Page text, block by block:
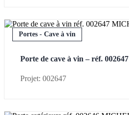
Portes - Cave à vin
Porte de cave à vin – réf. 002647
Projet: 002647